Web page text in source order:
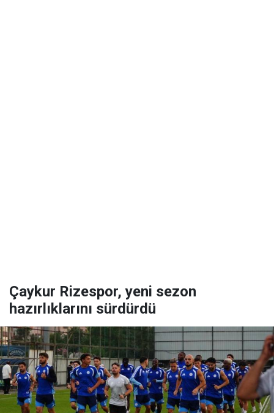
Çaykur Rizespor, yeni sezon
hazırlıklarını sürdürdü